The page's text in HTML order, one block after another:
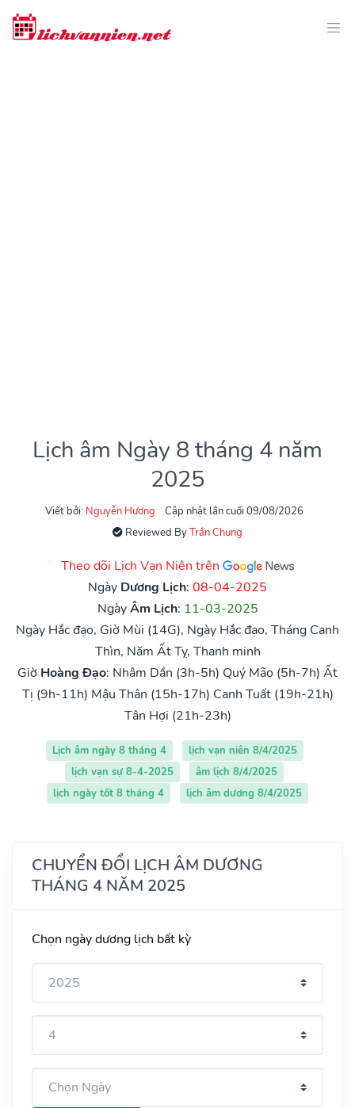
Lịch âm Ngày 8 tháng 4 năm
2025
Viết bởi: Nguyễn Hương
Cập nhật lần cuối 09/08/2026
Reviewed ByTrần Chung
Theo dõi Lịch Vạn Niên trên
Ngày Dương Lịch: 08-04-2025
NgàyÂm Lịch: 11-03-2025
Ngày Hắc đạo, Giờ Mùi (14G), Ngày Hắc đạo, Tháng Canh
Thìn, Năm Ất Tỵ, Thanh minh
Giờ Hoàng Đạo: Nhâm Dần (3h-5h) Quý Mão (5h-7h) Ất
Tị (9h-11h) Mậu Thân (15h-17h) Canh Tuất (19h-21h)
Tân Hợi (21h-23h)
Lịch âm ngày 8 tháng 4
lịch vạn niên 8/4/2025
lịch vạn sự 8-4-2025
âm lịch 8/4/2025
lịch ngày tốt 8 tháng 4
lịch âm dương 8/4/2025
CHUYỂN ĐỔI LỊCH ÂM DƯƠNG
THÁNG 4 NĂM 2025
Chọn ngày dương lịch bất kỳ